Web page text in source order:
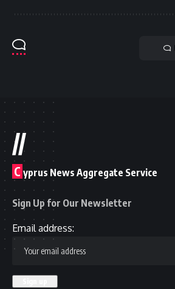
//
C yprus News Aggregate Service
Sign Up for Our Newsletter
Email address: